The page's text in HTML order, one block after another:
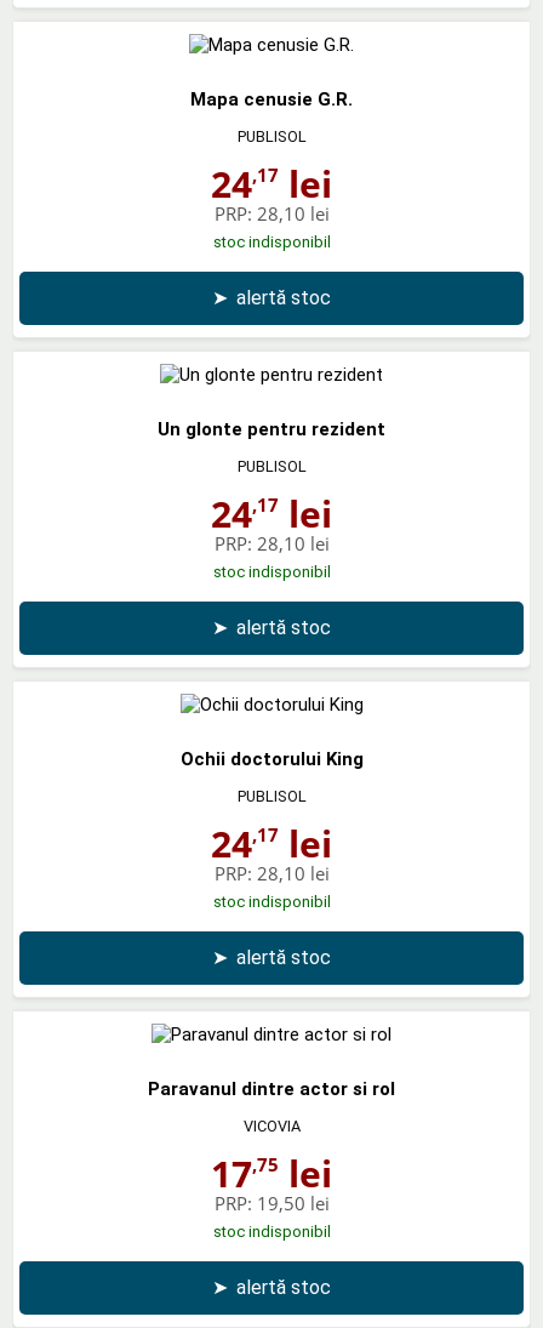
Mapa cenusie G.R.
PUBLISOL
24,17 lei
PRP: 28,10 lei
stoc indisponibil
➤ alertă stoc
Un glonte pentru rezident
PUBLISOL
24,17 lei
PRP: 28,10 lei
stoc indisponibil
➤ alertă stoc
Ochii doctorului King
PUBLISOL
24,17 lei
PRP: 28,10 lei
stoc indisponibil
➤ alertă stoc
Paravanul dintre actor si rol
VICOVIA
17,75 lei
PRP: 19,50 lei
stoc indisponibil
➤ alertă stoc